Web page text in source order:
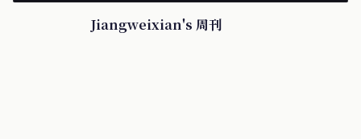
Jiangweixian's 周刊